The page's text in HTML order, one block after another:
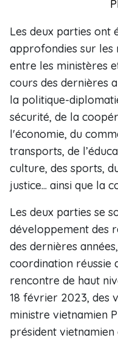
Les deux parties ont
approfondies sur les
entre les ministères
cours des dernières
la politique-
sécurité, de la
l'économie, du
transports, de
culture, des sports,
justice... ainsi que la
Les deux parties se
développement des
des dernières
coordination réussie
rencontre de haut
18 février 2023, des
ministre vietnamien
président